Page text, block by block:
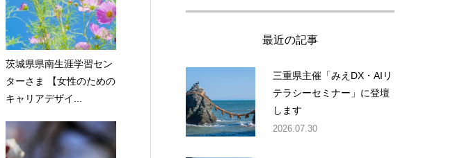
茨城県県南生涯学習セン
ターさま 【女性のための
キャリアデザイ...
最近の記事
三重県主催「みえDX・AIリ
テラシーセミナー」に登壇
します
2026.07.30